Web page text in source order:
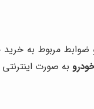
ضوابط مربوط به
به صورت اینترنتی